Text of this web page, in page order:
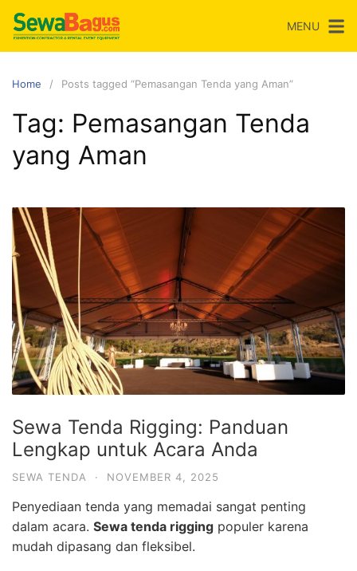
Skip
content
MENU
Home Posts tagged “Pemasangan Tenda yang Aman”
Tag: Pemasangan Tenda
yang Aman
Sewa Tenda Rigging: Panduan
Lengkap untuk Acara Anda
SEWA TENDA · NOVEMBER 4, 2025
Penyediaan tenda yang memadai sangat penting
dalam acara. Sewa tenda rigging populer karena
mudah dipasang dan fleksibel.